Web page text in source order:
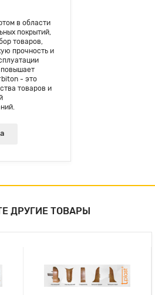
в области
покрытий,
товаров,
прочность и
повышает
- это
товаров и
ДРУГИЕ ТОВАРЫ